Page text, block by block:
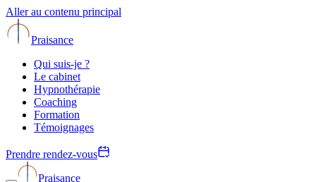
Aller au contenu principal
Praisance
Qui suis-je ?
Le cabinet
Hypnothérapie
Coaching
Formation
Témoignages
Prendre rendez-vous
Praisance